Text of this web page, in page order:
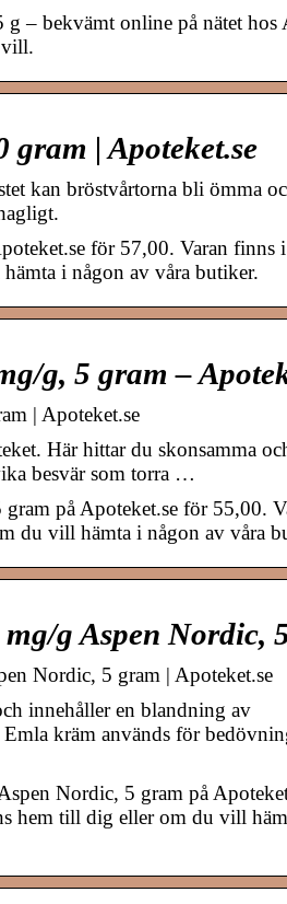
– bekvämt online på nätet hos
vill.
gram | Apoteket.se
kan bröstvårtorna bli ömma
för 57,00. Varan finns
i någon av våra butiker.
g, 5 gram –
| Apoteket.se
Här hittar du skonsamma
besvär som torra …
på Apoteket.se för 55,00.
du vill hämta i någon av våra
g Aspen Nordic,
Nordic, 5 gram | Apoteket.se
innehåller en blandning av
kräm används för
Nordic, 5 gram på
hem till dig eller om du vill